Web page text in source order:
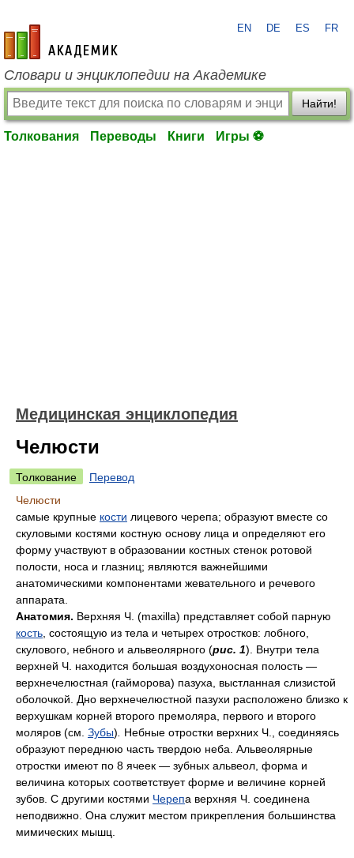
academic.ru
EN DE ES FR
Словари и энциклопедии на Академике
Найти!
Толкования Переводы Книги Игры ⚽
Медицинская энциклопедия
Челюсти
Толкование
Перевод
Челюсти
самые крупные кости лицевого черепа; образуют вместе со
скуловыми костями костную основу лица и определяют его
форму участвуют в образовании костных стенок ротовой
полости, носа и глазниц; являются важнейшими
анатомическими компонентами жевательного и речевого
аппарата.
Анатомия. Верхняя Ч. (maxilla) представляет собой парную
кость , состоящую из тела и четырех отростков: лобного,
скулового, небного и альвеолярного (рис. 1). Внутри тела
верхней Ч. находится большая воздухоносная полость —
верхнечелюстная (гайморова) пазуха, выстланная слизистой
оболочкой. Дно верхнечелюстной пазухи расположено близко к
верхушкам корней второго премоляра, первого и второго
моляров (см. Зубы)
Небные отростки верхних Ч., соединяясь
образуют переднюю часть твердою неба. Альвеолярные
отростки имеют по 8 ячеек — зубных альвеол, форма и
величина которых соответствует форме и величине корней
зубов. С другими костями Черепа верхняя Ч. соединена
неподвижно. Она служит местом прикрепления большинства
мимических мышц.